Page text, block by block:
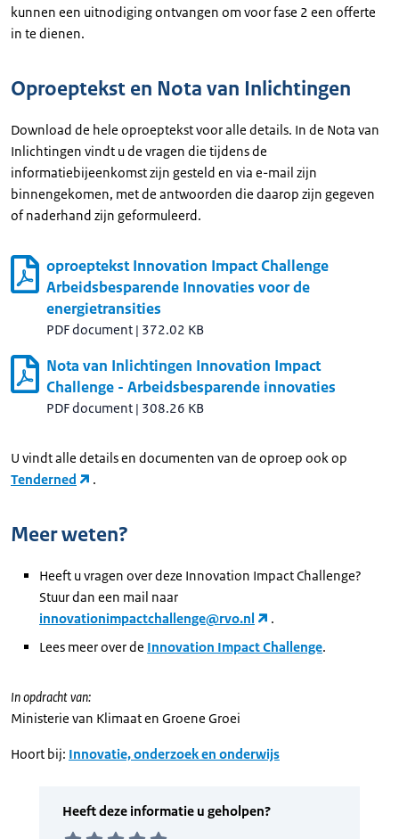
kunnen een uitnodiging ontvangen om voor fase 2 een offerte
in te dienen.
Oproeptekst en Nota van Inlichtingen
Download de hele oproeptekst voor alle details. In de Nota van
Inlichtingen vindt u de vragen die tijdens de
informatiebijeenkomst zijn gesteld en via e-mail zijn
binnengekomen, met de antwoorden die daarop zijn gegeven
of naderhand zijn geformuleerd.
oproeptekst Innovation Impact Challenge
Arbeidsbesparende Innovaties voor de
energietransities
PDF document | 372.02 KB
Nota van Inlichtingen Innovation Impact
Challenge - Arbeidsbesparende innovaties
PDF document | 308.26 KB
U vindt alle details en documenten van de oproep ook op
Tenderned
.
Meer weten?
Heeft u vragen over deze Innovation Impact Challenge?
Stuur dan een mail naar
innovationimpactchallenge@rvo.nl
.
Lees meer over de Innovation Impact Challenge.
In opdracht van:
Ministerie van Klimaat en Groene Groei
Hoort bij: Innovatie, onderzoek en onderwijs